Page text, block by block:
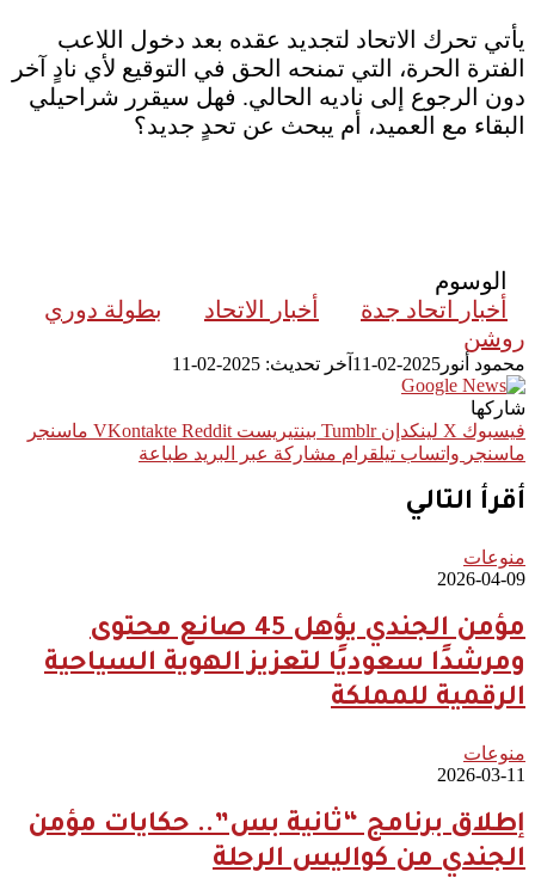
يأتي تحرك الاتحاد لتجديد عقده بعد دخول اللاعب
الفترة الحرة، التي تمنحه الحق في التوقيع لأي نادٍ آخر
دون الرجوع إلى ناديه الحالي. فهل سيقرر شراحيلي
البقاء مع العميد، أم يبحث عن تحدٍ جديد؟
الوسوم
أخبار اتحاد جدة
أخبار الاتحاد
بطولة دوري
روشن
محمود أنور 2025-02-11 آخر تحديث: 2025-02-11
شاركها
فيسبوك ‫X لينكدإن بينتيريست
ماسنجر
ماسنجر واتساب تيلقرام مشاركة عبر البريد طباعة
أقرأ التالي
منوعات
2026-04-09
مؤمن الجندي يؤهل 45 صانع محتوى
ومرشدًا سعوديًا لتعزيز الهوية السياحية
الرقمية للمملكة
منوعات
2026-03-11
إطلاق برنامج “ثانية بس”.. حكايات مؤمن
الجندي من كواليس الرحلة